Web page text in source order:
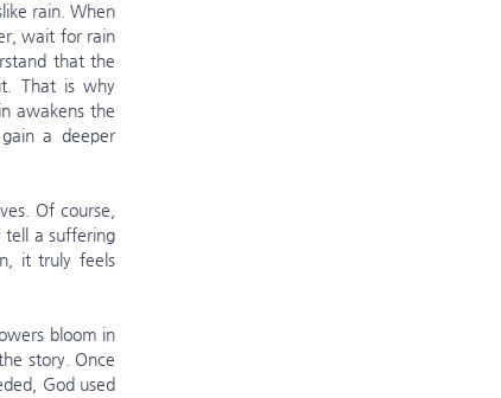
rain. When
wait for rain
that the
That is why
awakens the
a deeper
tell a suffering
it truly feels
story. Once
God used